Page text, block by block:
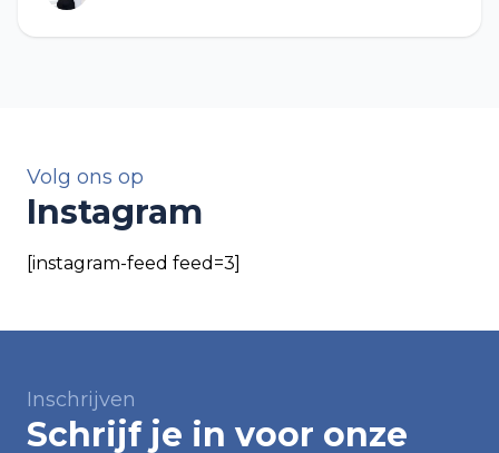
Volg ons op
Instagram
[instagram-feed feed=3]
Inschrijven
Schrijf je in voor onze